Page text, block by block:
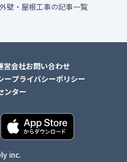
外壁・屋根工事の記事一覧
営会社お問い合わせ
ープライバシーポリシー
ンター
inc.